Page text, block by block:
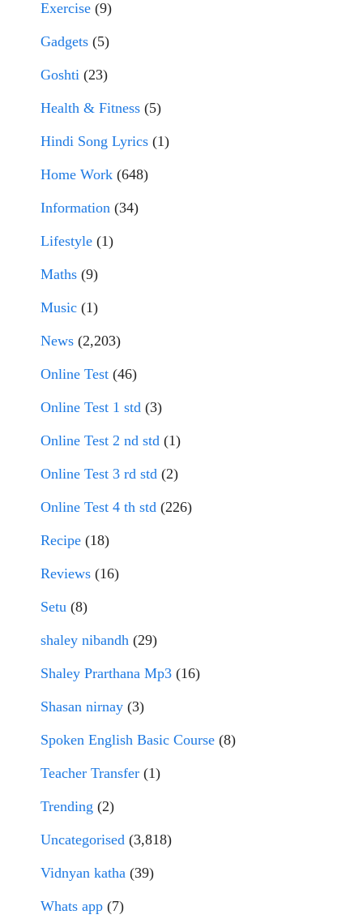
Exercise (9)
Gadgets (5)
Goshti (23)
Health & Fitness (5)
Hindi Song Lyrics (1)
Home Work (648)
Information (34)
Lifestyle (1)
Maths (9)
Music (1)
News (2,203)
Online Test (46)
Online Test 1 std (3)
Online Test 2 nd std (1)
Online Test 3 rd std (2)
Online Test 4 th std (226)
Recipe (18)
Reviews (16)
Setu (8)
shaley nibandh (29)
Shaley Prarthana Mp3 (16)
Shasan nirnay (3)
Spoken English Basic Course (8)
Teacher Transfer (1)
Trending (2)
Uncategorised (3,818)
Vidnyan katha (39)
Whats app (7)